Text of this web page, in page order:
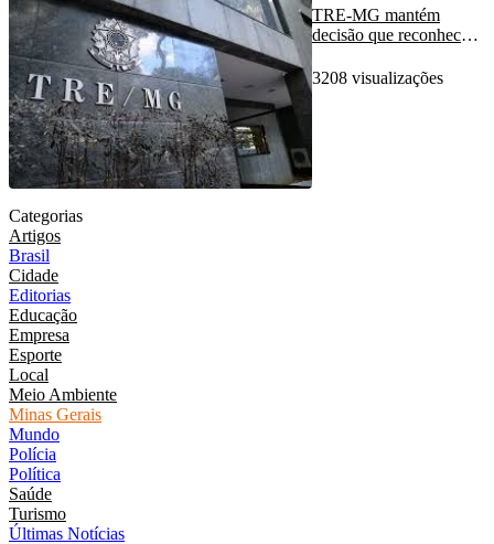
TRE-MG mantém
decisão que reconheceu
em Ipatinga e analisa
3208 visualizações
Categorias
Artigos
Brasil
Cidade
Editorias
Educação
Empresa
Esporte
Local
Meio Ambiente
Minas Gerais
Mundo
Polícia
Política
Saúde
Turismo
Últimas Notícias